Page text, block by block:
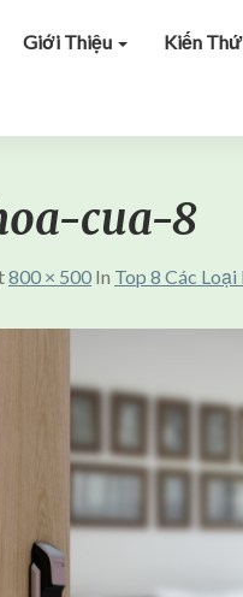
Giới Thiệu Kiến
cua-8
800 × 500 In Top 8 Các